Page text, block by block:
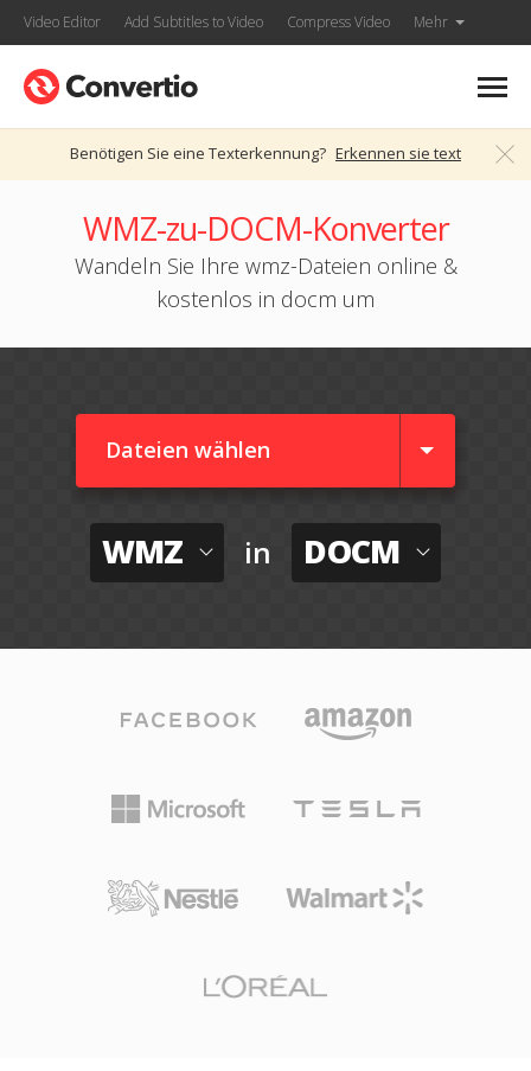
Video Editor Add Subtitles to Video Compress Video Mehr
Benötigen Sie eine Texterkennung? Erkennen sie text
WMZ-zu-DOCM-Konverter
Wandeln Sie Ihre wmz-Dateien online &
kostenlos in docm um
Dateien wählen
WMZ in DOCM